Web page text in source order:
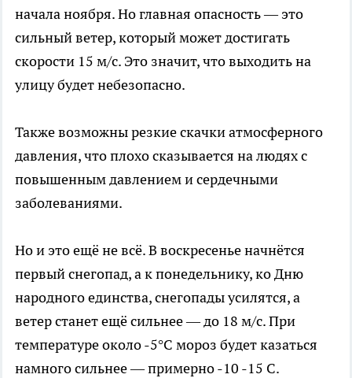
начала ноября. Но главная опасность — это
сильный ветер, который может достигать
скорости 15 м/с. Это значит, что выходить на
улицу будет небезопасно.
Также возможны резкие скачки атмосферного
давления, что плохо сказывается на людях с
повышенным давлением и сердечными
заболеваниями.
Но и это ещё не всё. В воскресенье начнётся
первый снегопад, а к понедельнику, ко Дню
народного единства, снегопады усилятся, а
ветер станет ещё сильнее — до 18 м/с. При
температуре около -5°C мороз будет казаться
намного сильнее — примерно -10 -15 C.